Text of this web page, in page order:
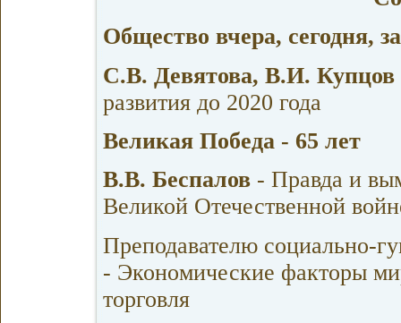
Общество вчера, сегодня,
С.В. Девятова, В.И. Купцов
развития до 2020 года
Великая Победа - 65 лет
В.В. Беспалов - Правда и
Великой Отечественной
Преподавателю социально-
- Экономические факторы
торговля